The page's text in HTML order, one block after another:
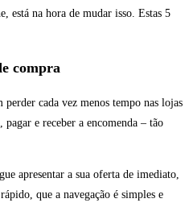
está na hora de mudar isso. Estas 5
compra
cada vez menos tempo nas lojas
e receber a encomenda – tão
apresentar a sua oferta de imediato,
que a navegação é simples e